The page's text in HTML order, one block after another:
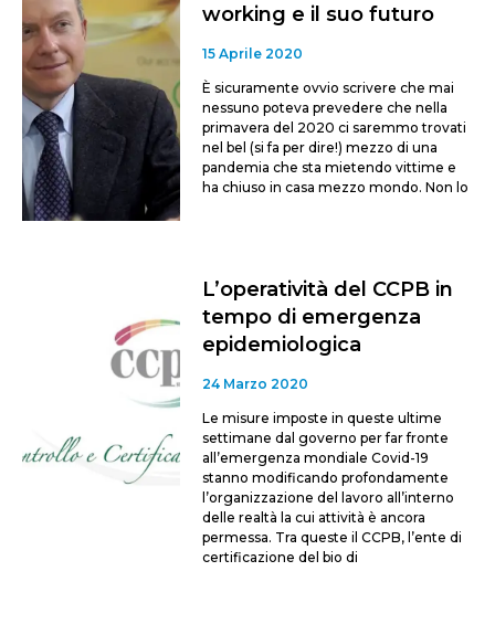
working e il suo futuro
15 Aprile 2020
È sicuramente ovvio scrivere che mai
nessuno poteva prevedere che nella
primavera del 2020 ci saremmo trovati
nel bel (si fa per dire!) mezzo di una
pandemia che sta mietendo vittime e
ha chiuso in casa mezzo mondo. Non lo
L’operatività del CCPB in
tempo di emergenza
epidemiologica
24 Marzo 2020
Le misure imposte in queste ultime
settimane dal governo per far fronte
all’emergenza mondiale Covid-19
stanno modificando profondamente
l’organizzazione del lavoro all’interno
delle realtà la cui attività è ancora
permessa. Tra queste il CCPB, l’ente di
certificazione del bio di